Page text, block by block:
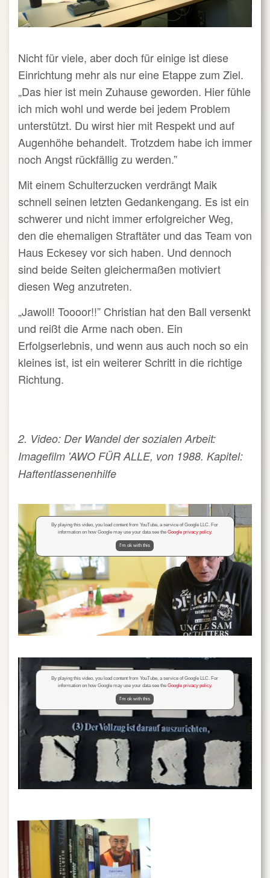
Nicht für viele, aber doch für einige ist diese
Einrichtung mehr als nur eine Etappe zum Ziel.
„Das hier ist mein Zuhause geworden. Hier fühle
ich mich wohl und werde bei jedem Problem
unterstützt. Du wirst hier mit Respekt und auf
Augenhöhe behandelt. Trotzdem habe ich immer
noch Angst rückfällig zu werden.”
Mit einem Schulterzucken verdrängt Maik
schnell seinen letzten Gedankengang. Es ist ein
schwerer und nicht immer erfolgreicher Weg,
den die ehemaligen Straftäter und das Team von
Haus Eckesey vor sich haben. Und dennoch
sind beide Seiten gleichermaßen motiviert
diesen Weg anzutreten.
„Jawoll! Toooor!!” Christian hat den Ball versenkt
und reißt die Arme nach oben. Ein
Erfolgserlebnis, und wenn aus auch noch so ein
kleines ist, ist ein weiterer Schritt in die richtige
Richtung.
2. Video: Der Wandel der sozialen Arbeit:
Imagefilm 'AWO FÜR ALLE, von 1988. Kapitel:
Haftentlassenenhilfe
By playing this video, you load content from YouTube, a service of Google LLC. For
information on how Google may use your data see the Google privacy policy.
I'm ok with this
By playing this video, you load content from YouTube, a service of Google LLC. For
information on how Google may use your data see the Google privacy policy.
I'm ok with this